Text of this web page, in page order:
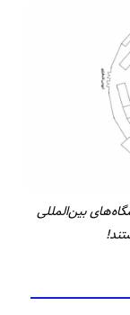
بین‌المللی